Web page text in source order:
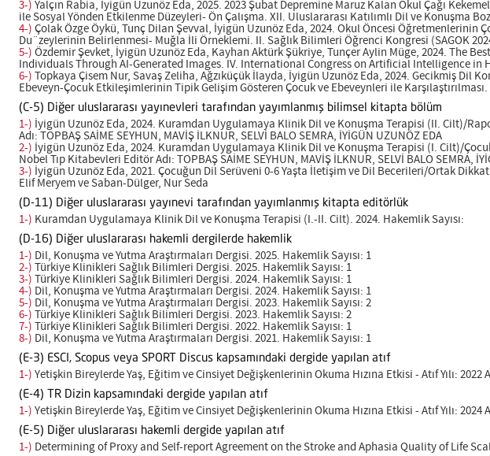
3-) Yalçın Rabia, İyigün Uzunöz Eda, 2025. 2023 Şubat Depremine Maruz Kalan Okul Çağı
ile Sosyal Yönden Etkilenme Düzeyleri- Ön Çalışma. XII. Uluslararası Katılımlı Dil ve Konuşma
4-) Çolak Özge Öykü, Tunç Dilan Şevval, İyigün Uzunöz Eda, 2024. Okul Öncesi Öğretmenlerinin
Du¨zeylerinin Belirlenmesi- Muğla İli Örneklemi. II. Sağlık Bilimleri Öğrenci Kongresi (SAGOK
5-) Özdemir Şevket, İyigün Uzunöz Eda, Kayhan Aktürk Şükriye, Tunçer Aylin Müge, 2024. The
Individuals Through AI-Generated Images. IV. International Congress on Artificial Intelligence in
6-) Topkaya Çisem Nur, Savaş Zeliha, Ağzıküçük İlayda, İyigün Uzunöz Eda, 2024. Gecikmiş Dil
Ebeveyn-Çocuk Etkileşimlerinin Tipik Gelişim Gösteren Çocuk ve Ebeveynleri ile
(C-5) Diğer uluslararası yayınevleri tarafından yayımlanmış bilimsel kitapta bölüm
1-) İyigün Uzunöz Eda, 2024. Kuramdan Uygulamaya Klinik Dil ve Konuşma Terapisi (II. Cilt)/
Adı: TOPBAŞ SAİME SEYHUN, MAVİŞ İLKNUR, SELVİ BALO SEMRA, İYİGÜN UZUNÖZ EDA
2-) İyigün Uzunöz Eda, 2024. Kuramdan Uygulamaya Klinik Dil ve Konuşma Terapisi (I. Cilt)/
Nobel Tıp Kitabevleri Editör Adı: TOPBAŞ SAİME SEYHUN, MAVİŞ İLKNUR, SELVİ BALO SEMRA,
3-) İyigün Uzunöz Eda, 2021. Çocuğun Dil Serüveni 0-6 Yaşta İletişim ve Dil Becerileri/Ortak
Elif Meryem ve Saban-Dülger, Nur Seda
(D-11) Diğer uluslararası yayınevi tarafından yayımlanmış kitapta editörlük
1-) Kuramdan Uygulamaya Klinik Dil ve Konuşma Terapisi (I.-II. Cilt). 2024. Hakemlik Sayısı:
(D-16) Diğer uluslararası hakemli dergilerde hakemlik
1-) Dil, Konuşma ve Yutma Araştırmaları Dergisi. 2025. Hakemlik Sayısı: 1
2-) Türkiye Klinikleri Sağlık Bilimleri Dergisi. 2025. Hakemlik Sayısı: 1
3-) Türkiye Klinikleri Sağlık Bilimleri Dergisi. 2024. Hakemlik Sayısı: 1
4-) Dil, Konuşma ve Yutma Araştırmaları Dergisi. 2024. Hakemlik Sayısı: 1
5-) Dil, Konuşma ve Yutma Araştırmaları Dergisi. 2023. Hakemlik Sayısı: 2
6-) Türkiye Klinikleri Sağlık Bilimleri Dergisi. 2023. Hakemlik Sayısı: 2
7-) Türkiye Klinikleri Sağlık Bilimleri Dergisi. 2022. Hakemlik Sayısı: 1
8-) Dil, Konuşma ve Yutma Araştırmaları Dergisi. 2021. Hakemlik Sayısı: 1
(E-3) ESCI, Scopus veya SPORT Discus kapsamındaki dergide yapılan atıf
1-) Yetişkin Bireylerde Yaş, Eğitim ve Cinsiyet Değişkenlerinin Okuma Hızına Etkisi - Atıf Yılı: 2022
(E-4) TR Dizin kapsamındaki dergide yapılan atıf
1-) Yetişkin Bireylerde Yaş, Eğitim ve Cinsiyet Değişkenlerinin Okuma Hızına Etkisi - Atıf Yılı: 2024
(E-5) Diğer uluslararası hakemli dergide yapılan atıf
1-) Determining of Proxy and Self-report Agreement on the Stroke and Aphasia Quality of Life Scale